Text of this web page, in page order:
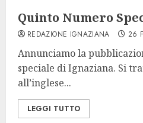
Quinto Numero
REDAZIONE IGNAZIANA 26
Annunciamo la
speciale di Ignaziana. Si
all’inglese...
LEGGI TUTTO